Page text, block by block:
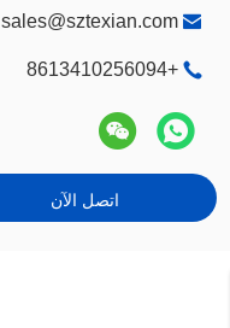
sales@sztexian.com
+8613410256094
اتصل الآن